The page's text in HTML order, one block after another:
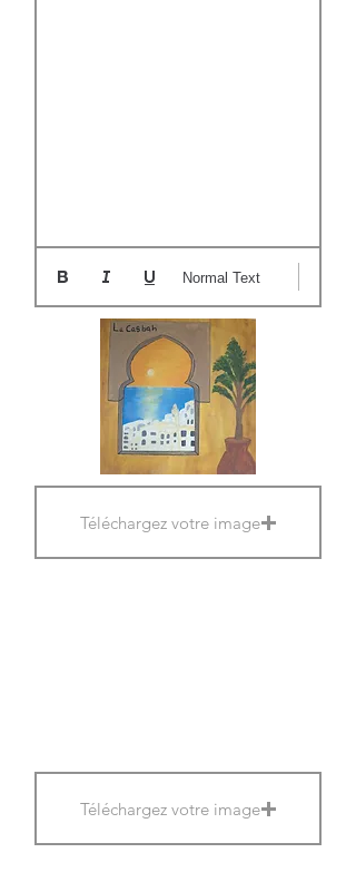
Normal Text
Téléchargez votre image
Téléchargez votre image